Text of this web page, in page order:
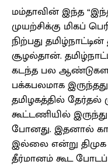
மம்தாவின் இந்த
முயற்சிக்கு மிகப்
நிற்பது
சூழல்தான்.
கடந்த பல
பக்கபலமாக
தமிழகத்தில் தேர்தல்
கூட்டணியில்
போனது. இதனால்
இல்லை என்று
தீர்மானம் கூட